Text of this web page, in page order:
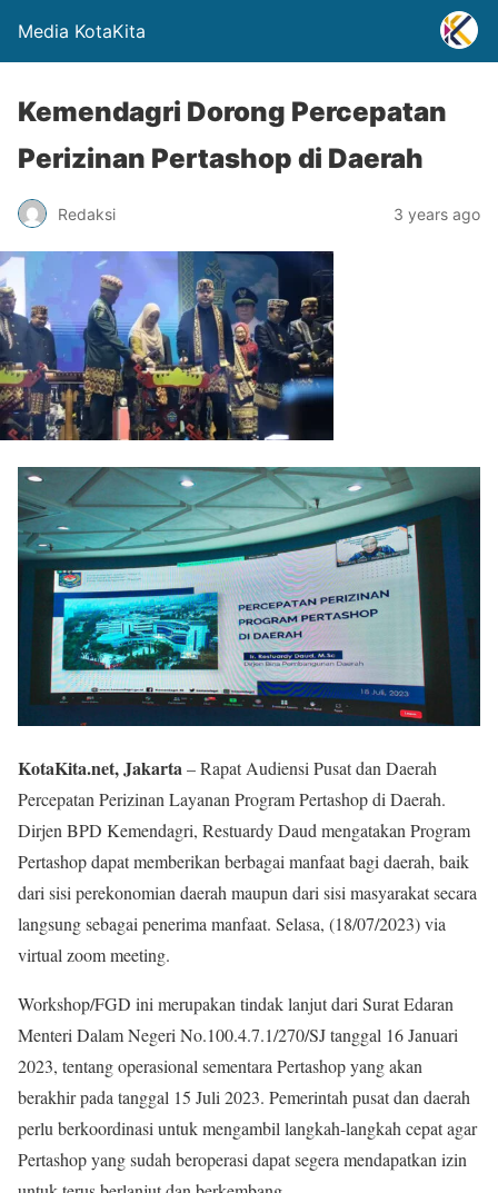
Media KotaKita
Kemendagri Dorong Percepatan
Perizinan Pertashop di Daerah
Redaksi 3 years ago
KotaKita.net, Jakarta– Rapat Audiensi Pusat dan Daerah
Percepatan Perizinan Layanan Program Pertashop di Daerah.
Dirjen BPD Kemendagri, Restuardy Daud mengatakan Program
Pertashop dapat memberikan berbagai manfaat bagi daerah, baik
dari sisi perekonomian daerah maupun dari sisi masyarakat secara
langsung sebagai penerima manfaat. Selasa, (18/07/2023) via
virtual zoom meeting.
Workshop/FGD ini merupakan tindak lanjut dari Surat Edaran
Menteri Dalam Negeri No.100.4.7.1/270/SJ tanggal 16 Januari
2023, tentang operasional sementara Pertashop yang akan
berakhir pada tanggal 15 Juli 2023. Pemerintah pusat dan daerah
perlu berkoordinasi untuk mengambil langkah-langkah cepat agar
Pertashop yang sudah beroperasi dapat segera mendapatkan izin